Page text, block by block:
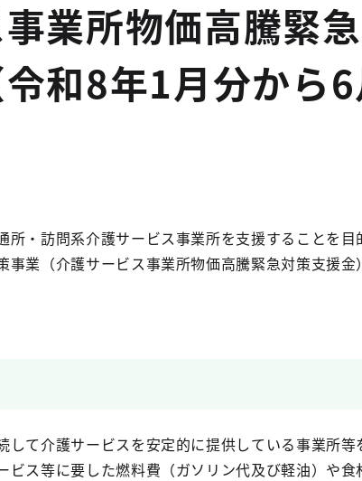
業所物価高騰緊
和8年1月分から
所・訪問系介護サービス事業所を支援することを目
事業（介護サービス事業所物価高騰緊急対策支援金
して介護サービスを安定的に提供している事業所等
ビス等に要した燃料費（ガソリン代及び軽油）や食